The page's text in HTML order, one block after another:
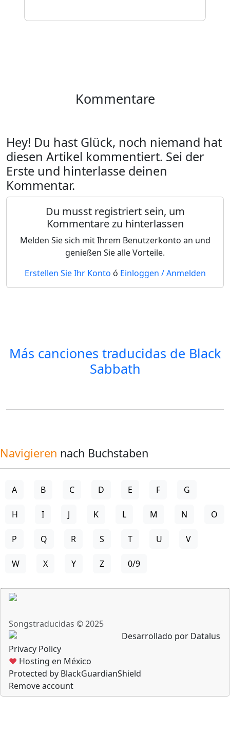
Kommentare
Hey! Du hast Glück, noch niemand hat
diesen Artikel kommentiert. Sei der
Erste und hinterlasse deinen
Kommentar.
Du musst registriert sein, um
Kommentare zu hinterlassen
Melden Sie sich mit Ihrem Benutzerkonto an und
genießen Sie alle Vorteile.
Erstellen Sie Ihr Konto ó Einloggen / Anmelden
Más canciones traducidas de Black
Sabbath
Navigieren nach Buchstaben
A B C D E F G
H I J K L M N O
P Q R S T U V
W X Y Z 0/9
Songstraducidas © 2025
Desarrollado por Datalus
Privacy Policy
♥ Hosting en México
Protected by BlackGuardianShield
Remove account